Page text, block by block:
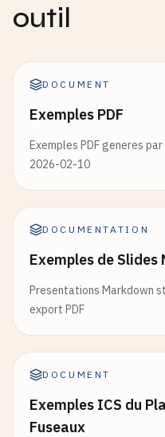
outil
DOCUMENT
Exemples PDF
Exemples PDF generes
2026-02-10
DOCUMENTATION
Exemples de Slides
Presentations Markdown
export PDF
DOCUMENT
Exemples ICS du
Fuseaux